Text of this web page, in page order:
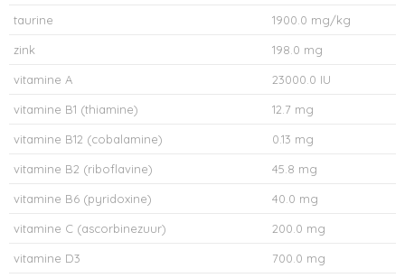
taurine 1900.0 mg/kg
zink 198.0 mg
vitamine A 23000.0 IU
vitamine B1 (thiamine) 12.7 mg
vitamine B12 (cobalamine) 0.13 mg
vitamine B2 (riboflavine) 45.8 mg
vitamine B6 (pyridoxine) 40.0 mg
vitamine C (ascorbinezuur) 200.0 mg
vitamine D3 700.0 mg